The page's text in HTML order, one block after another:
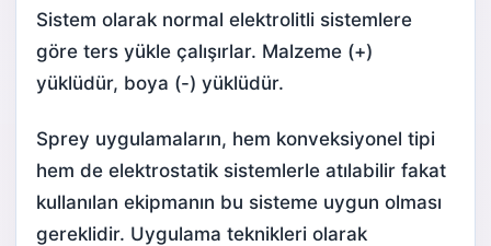
Sistem olarak normal elektrolitli sistemlere
göre ters yükle çalışırlar. Malzeme (+)
yüklüdür, boya (-) yüklüdür.
Sprey uygulamaların, hem konveksiyonel tipi
hem de elektrostatik sistemlerle atılabilir fakat
kullanılan ekipmanın bu sisteme uygun olması
gereklidir. Uygulama teknikleri olarak